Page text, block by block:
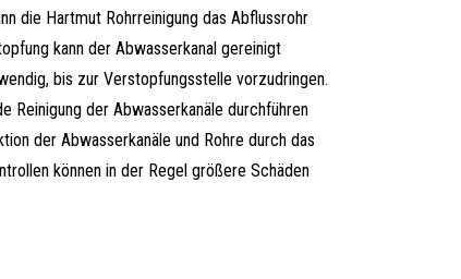
die Hartmut Rohrreinigung das Abflussrohr
kann der Abwasserkanal gereinigt
bis zur Verstopfungsstelle vorzudringen.
Reinigung der Abwasserkanäle durchführen
der Abwasserkanäle und Rohre durch das
können in der Regel größere Schäden